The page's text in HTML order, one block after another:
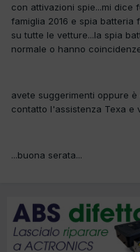
con attivazioni spie...mi dice
famiglia 2016 e spia batteria
su tutte le vetture...la spia
normale o hanno
avete suggerimenti oppure
contatto l'assistenza Texa e
...buona serata...